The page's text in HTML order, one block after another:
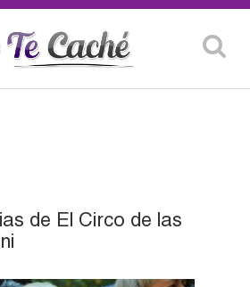
de El Circo de las